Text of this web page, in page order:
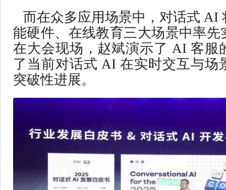
而在众多应用场景中，对话式 AI
能硬件、在线教育三大场景中率先
在大会现场，赵斌演示了 AI 客服
了当前对话式 AI 在实时交互与场
突破性进展。